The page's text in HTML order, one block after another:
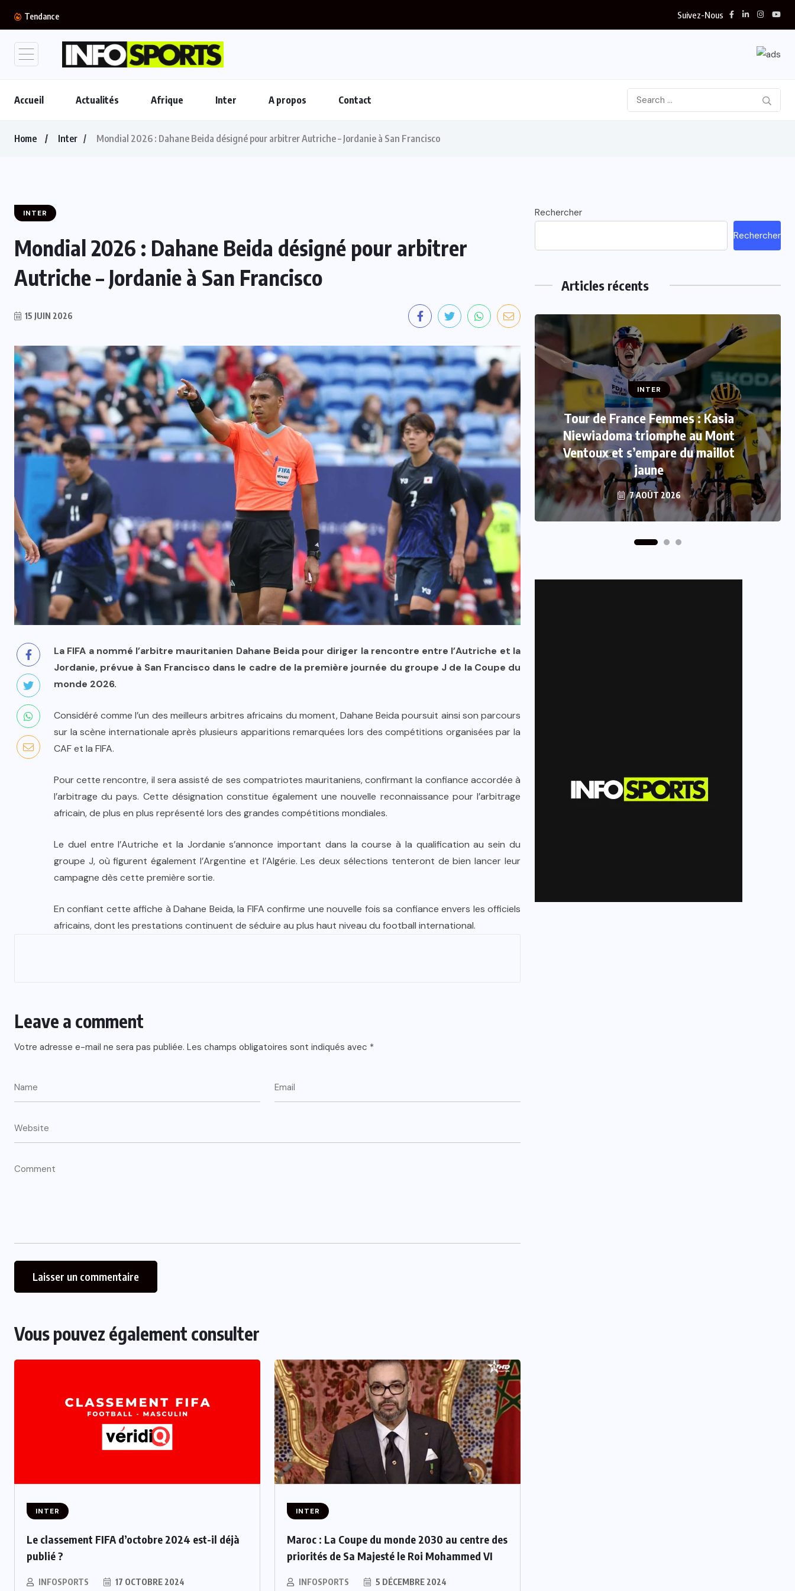
Tendance Suivez-Nous
Accueil Actualités Afrique Inter A propos Contact
Home Inter Mondial 2026 : Dahane Beida désigné pour arbitrer Autriche – Jordanie à San Francisco
INTER
Mondial 2026 : Dahane Beida désigné pour arbitrer
Autriche – Jordanie à San Francisco
15 JUIN 2026
La FIFA a nommé l’arbitre mauritanien Dahane Beida pour diriger la rencontre entre l’Autriche et la
Jordanie, prévue à San Francisco dans le cadre de la première journée du groupe J de la Coupe du
monde 2026.
Considéré comme l’un des meilleurs arbitres africains du moment, Dahane Beida poursuit ainsi son parcours
sur la scène internationale après plusieurs apparitions remarquées lors des compétitions organisées par la
CAF et la FIFA.
Pour cette rencontre, il sera assisté de ses compatriotes mauritaniens, confirmant la confiance accordée à
l’arbitrage du pays. Cette désignation constitue également une nouvelle reconnaissance pour l’arbitrage
africain, de plus en plus représenté lors des grandes compétitions mondiales.
Le duel entre l’Autriche et la Jordanie s’annonce important dans la course à la qualification au sein du
groupe J, où figurent également l’Argentine et l’Algérie. Les deux sélections tenteront de bien lancer leur
campagne dès cette première sortie.
En confiant cette affiche à Dahane Beida, la FIFA confirme une nouvelle fois sa confiance envers les officiels
africains, dont les prestations continuent de séduire au plus haut niveau du football international.
Leave a comment
Votre adresse e-mail ne sera pas publiée. Les champs obligatoires sont indiqués avec *
Vous pouvez également consulter
INTER
Le classement FIFA d’octobre 2024 est-il déjà
publié ?
INFOSPORTS 17 OCTOBRE 2024
INTER
Maroc : La Coupe du monde 2030 au centre des
priorités de Sa Majesté le Roi Mohammed VI
INFOSPORTS 5 DÉCEMBRE 2024
Rechercher
Rechercher
Articles récents
INTER
Mercato : Monaco s’intéresse à
Romelu Lukaku, Naples prêt à le
INTER
Tour de France Femmes : Kasia
Niewiadoma triomphe au Mont
Ventoux et s’empare du maillot
jaune
7 AOÛT 2026
INTER
Mercato : Le FC Barcelone s’offre
Rodri pour 50 millions d’euros
7 AOÛT 2026